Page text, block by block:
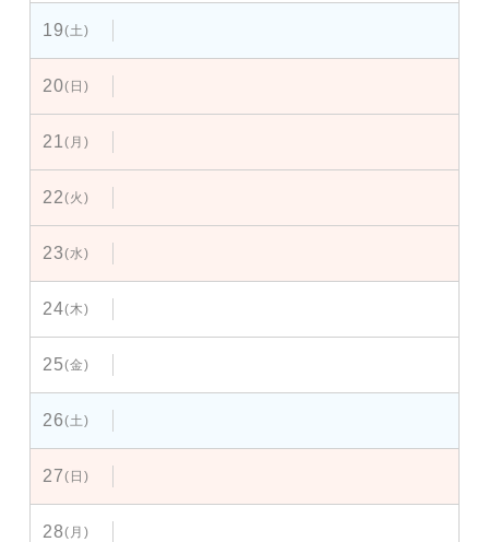
19(土)
20(日)
21(月)
22(火)
23(水)
24(木)
25(金)
26(土)
27(日)
28(月)